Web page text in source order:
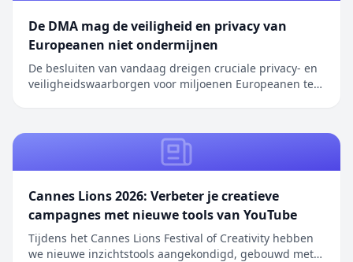
De DMA mag de veiligheid en privacy van
Europeanen niet ondermijnen
De besluiten van vandaag dreigen cruciale privacy- en
veiligheidswaarborgen voor miljoenen Europeanen te
Cannes Lions 2026: Verbeter je creatieve
campagnes met nieuwe tools van YouTube
Tijdens het Cannes Lions Festival of Creativity hebben
we nieuwe inzichtstools aangekondigd, gebouwd met